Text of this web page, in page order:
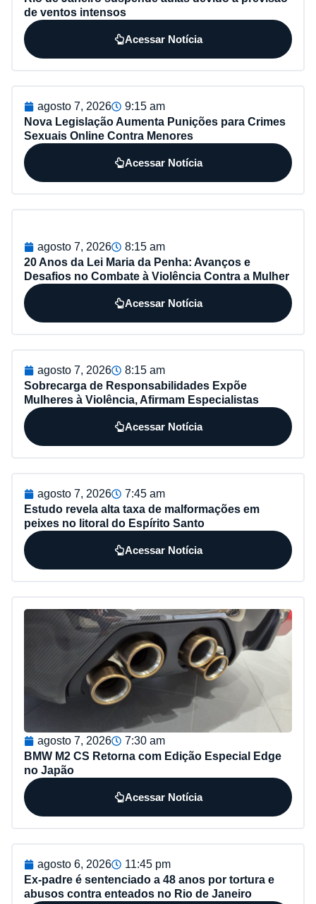
de ventos intensos
Acessar Notícia
agosto 7, 2026
9:15 am
Nova Legislação Aumenta Punições para Crimes
Sexuais Online Contra Menores
Acessar Notícia
agosto 7, 2026
8:15 am
20 Anos da Lei Maria da Penha: Avanços e
Desafios no Combate à Violência Contra a Mulher
Acessar Notícia
agosto 7, 2026
8:15 am
Sobrecarga de Responsabilidades Expõe
Mulheres à Violência, Afirmam Especialistas
Acessar Notícia
agosto 7, 2026
7:45 am
Estudo revela alta taxa de malformações em
peixes no litoral do Espírito Santo
Acessar Notícia
agosto 7, 2026
7:30 am
BMW M2 CS Retorna com Edição Especial Edge
no Japão
Acessar Notícia
agosto 6, 2026
11:45 pm
Ex-padre é sentenciado a 48 anos por tortura e
abusos contra enteados no Rio de Janeiro